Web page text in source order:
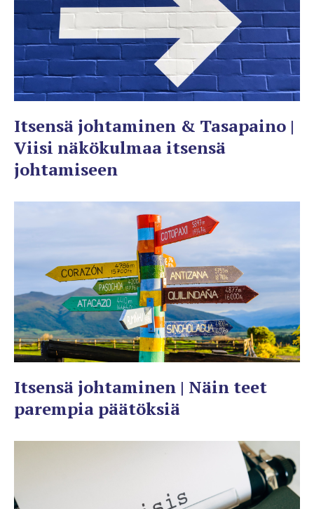
Itsensä johtaminen & Tasapaino |
Viisi näkökulmaa itsensä
johtamiseen
Itsensä johtaminen | Näin teet
parempia päätöksiä